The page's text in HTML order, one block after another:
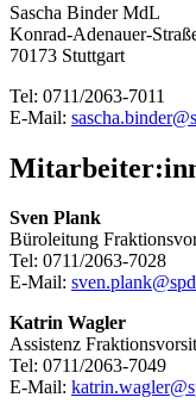
Sascha Binder MdL
Konrad-Adenauer-
70173 Stuttgart
Tel: 0711/2063-7011
E-Mail:
Sven Plank
Büroleitung
Tel: 0711/2063-7028
E-Mail:
Katrin Wagler
Assistenz
Tel: 0711/2063-7049
E-Mail: